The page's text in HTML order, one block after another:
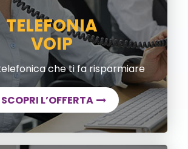
TELEFONIA
VOIP
che ti fa risparmiare
SCOPRI L’OFFERTA